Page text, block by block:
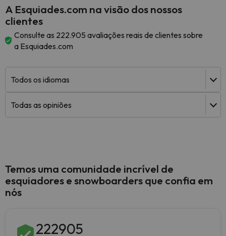
A Esquiades.com na visão dos nossos
clientes
Consulte as 222.905 avaliações reais de clientes sobre
a Esquiades.com
Temos uma comunidade incrível de
esquiadores e snowboarders que confia em
nós
222905